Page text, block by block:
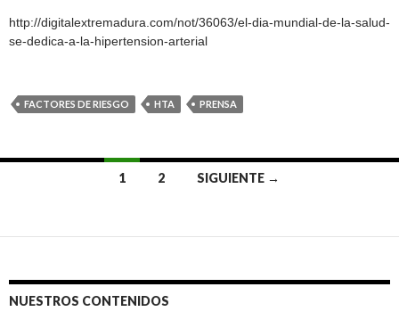
http://digitalextremadura.com/not/36063/el-dia-mundial-de-la-salud-
se-dedica-a-la-hipertension-arterial
FACTORES DE RIESGO HTA PRENSA
las
1 2 SIGUIENTE →
NUESTROS CONTENIDOS